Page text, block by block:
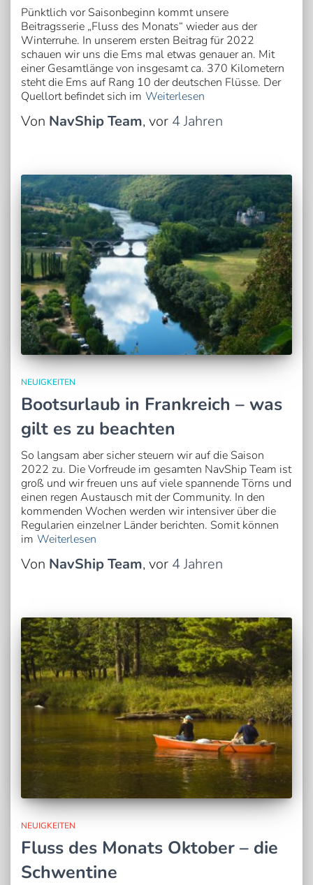
Pünktlich vor Saisonbeginn kommt unsere
Beitragsserie „Fluss des Monats“ wieder aus der
Winterruhe. In unserem ersten Beitrag für 2022
schauen wir uns die Ems mal etwas genauer an. Mit
einer Gesamtlänge von insgesamt ca. 370 Kilometern
steht die Ems auf Rang 10 der deutschen Flüsse. Der
Quellort befindet sich im Weiterlesen
Von NavShip Team, vor 4 Jahren
NEUIGKEITEN
Bootsurlaub in Frankreich – was
gilt es zu beachten
So langsam aber sicher steuern wir auf die Saison
2022 zu. Die Vorfreude im gesamten NavShip Team ist
groß und wir freuen uns auf viele spannende Törns und
einen regen Austausch mit der Community. In den
kommenden Wochen werden wir intensiver über die
Regularien einzelner Länder berichten. Somit können
im Weiterlesen
Von NavShip Team, vor 4 Jahren
NEUIGKEITEN
Fluss des Monats Oktober – die
Schwentine